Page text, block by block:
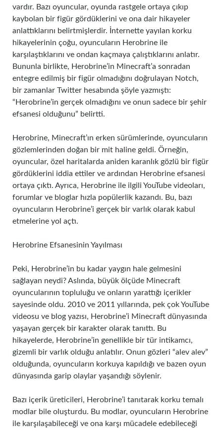
vardır. Bazı oyuncular, oyunda rastgele ortaya çıkıp
kaybolan bir figür gördüklerini ve ona dair hikayeler
anlattıklarını belirtmişlerdir. İnternette yayılan korku
hikayelerinin çoğu, oyuncuların Herobrine ile
karşılaştıklarını ve ondan kaçmaya çalıştıklarını anlatır.
Bununla birlikte, Herobrine’in Minecraft’a sonradan
entegre edilmiş bir figür olmadığını doğrulayan Notch,
bir zamanlar Twitter hesabında şöyle yazmıştı:
“Herobrine’in gerçek olmadığını ve onun sadece bir şehir
efsanesi olduğunu” belirtti.
Herobrine, Minecraft’ın erken sürümlerinde, oyuncuların
gözlemlerinden doğan bir mit haline geldi. Örneğin,
oyuncular, özel haritalarda aniden karanlık gözlü bir figür
gördüklerini iddia ettiler ve ardından Herobrine efsanesi
ortaya çıktı. Ayrıca, Herobrine ile ilgili YouTube videoları,
forumlar ve bloglar hızla popülerlik kazandı. Bu, bazı
oyuncuların Herobrine’i gerçek bir varlık olarak kabul
etmelerine yol açtı.
Herobrine Efsanesinin Yayılması
Peki, Herobrine’in bu kadar yaygın hale gelmesini
sağlayan neydi? Aslında, büyük ölçüde Minecraft
oyuncularının topluluğu ve onların yarattığı içerikler
sayesinde oldu. 2010 ve 2011 yıllarında, pek çok YouTube
videosu ve blog yazısı, Herobrine’i Minecraft dünyasında
yaşayan gerçek bir karakter olarak tanıttı. Bu
hikayelerde, Herobrine’in genellikle bir tür intikamcı,
gizemli bir varlık olduğu anlatılır. Onun gözleri “alev alev”
olduğunda, oyuncuların korkuya kapıldığı ve bazen oyun
dünyasında garip olaylar yaşandığı söylenir.
Bazı içerik üreticileri, Herobrine’i tanıtarak korku temalı
modlar bile oluşturdu. Bu modlar, oyuncuların Herobrine
ile karşılaşabileceği ve ona karşı mücadele edebileceği